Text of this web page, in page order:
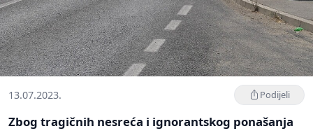
13.07.2023. Podijeli
Zbog tragičnih nesreća i ignorantskog ponašanja